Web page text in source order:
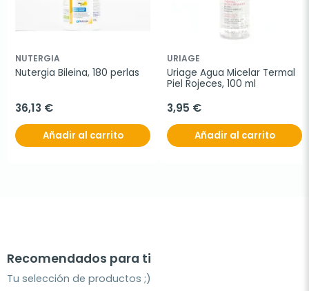
NUTERGIA
Nutergia Bileina, 180 perlas
36,13 €
Añadir al carrito
URIAGE
Uriage Agua Micelar Termal
Piel Rojeces, 100 ml
3,95 €
Añadir al carrito
Recomendados para ti
Tu selección de productos ;)